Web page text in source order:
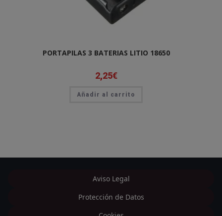
PORTAPILAS 3 BATERIAS LITIO 18650
2,25€
Añadir al carrito
Aviso Legal
Protección de Datos